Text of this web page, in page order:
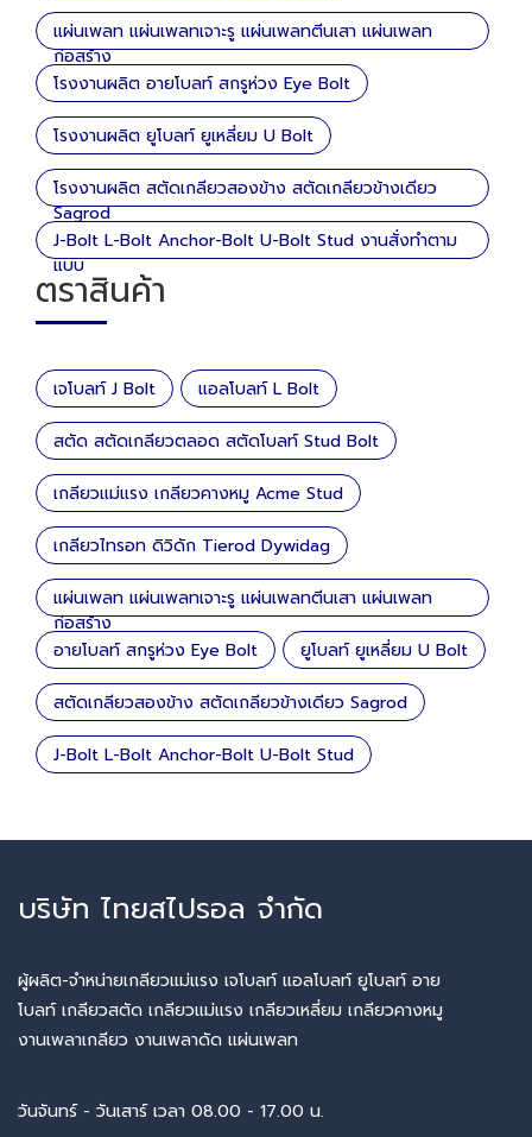
แผ่นเพลท แผ่นเพลทเจาะรู แผ่นเพลทตีนเสา แผ่นเพลท
ก่อสร้าง
โรงงานผลิต อายโบลท์ สกรูห่วง Eye Bolt
โรงงานผลิต ยูโบลท์ ยูเหลี่ยม U Bolt
โรงงานผลิต สตัดเกลียวสองข้าง สตัดเกลียวข้างเดียว
Sagrod
J-Bolt L-Bolt Anchor-Bolt U-Bolt Stud งานสั่งทำตาม
แบบ
ตราสินค้า
เจโบลท์ J Bolt แอลโบลท์ L Bolt
สตัด สตัดเกลียวตลอด สตัดโบลท์ Stud Bolt
เกลียวแม่แรง เกลียวคางหมู Acme Stud
เกลียวไทรอท ดิวิดัก Tierod Dywidag
แผ่นเพลท แผ่นเพลทเจาะรู แผ่นเพลทตีนเสา แผ่นเพลท
ก่อสร้าง
อายโบลท์ สกรูห่วง Eye Bolt
ยูโบลท์ ยูเหลี่ยม U Bolt
สตัดเกลียวสองข้าง สตัดเกลียวข้างเดียว Sagrod
J-Bolt L-Bolt Anchor-Bolt U-Bolt Stud
บริษัท ไทยสไปรอล จำกัด
ผู้ผลิต-จำหน่ายเกลียวแม่แรง เจโบลท์ แอลโบลท์ ยูโบลท์ อาย
โบลท์ เกลียวสตัด เกลียวแม่แรง เกลียวเหลี่ยม เกลียวคางหมู
งานเพลาเกลียว งานเพลาดัด แผ่นเพลท
วันจันทร์ - วันเสาร์ เวลา 08.00 - 17.00 น.